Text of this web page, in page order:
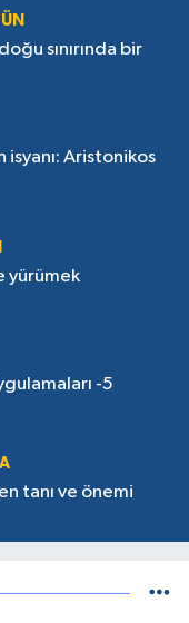
sınırında bir
isyanı: Aristonikos
yürümek
-5
tanı ve önemi